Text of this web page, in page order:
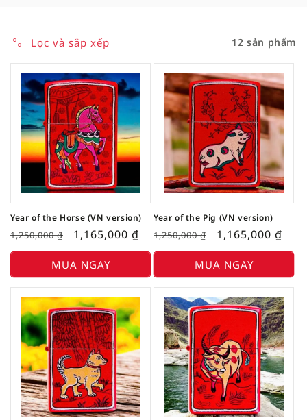
Lọc và sắp xếp 12 sản phẩm
Year of the Horse (VN version)
1,250,000₫ 1,165,000 ₫
MUA NGAY
Year of the Pig (VN version)
1,250,000₫ 1,165,000 ₫
MUA NGAY